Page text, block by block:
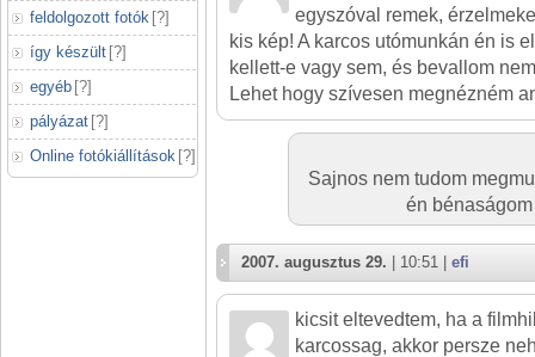
feldolgozott fotók [?]
így készült [?]
egyéb [?]
pályázat [?]
Online fotókiállítások [?]
egyszóval remek,
kis kép! A karcos utómunkán én is
kellett-e vagy sem, és bevallom
Lehet hogy szívesen megnézném
Sajnos nem tudom
én
2007. augusztus 29. | 10:51 | efi
kicsit eltevedtem, ha a
karcossag, akkor persze